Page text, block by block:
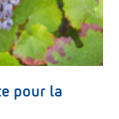
pour la